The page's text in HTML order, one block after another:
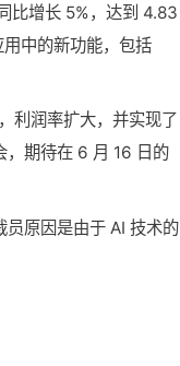
比增长 5%，达到 4.83
中的新功能，包括
利润率扩大，并实现了
，期待在 6 月 16 日的
原因是由于 AI 技术的